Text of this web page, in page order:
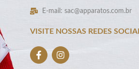
E-mail: sac@apparatos.com.br
VISITE NOSSAS REDES